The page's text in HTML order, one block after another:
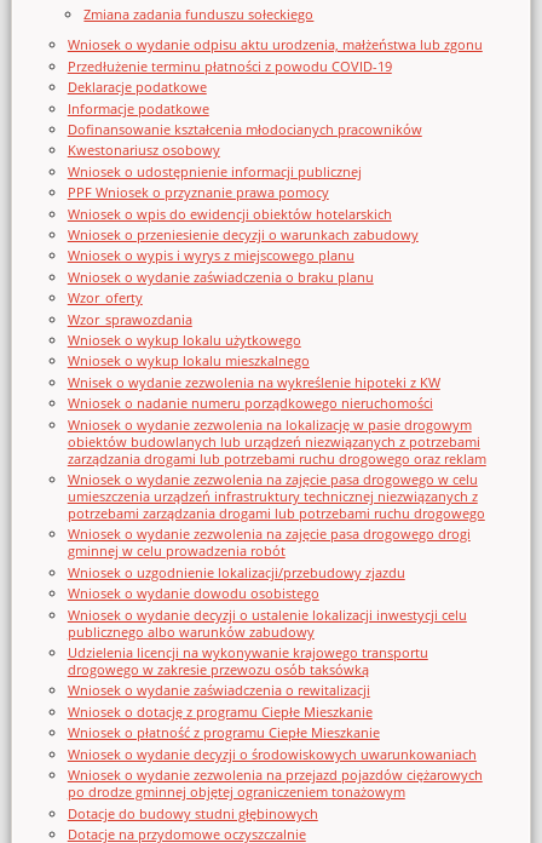
Zmiana zadania funduszu sołeckiego
Wniosek o wydanie odpisu aktu urodzenia, małżeństwa lub zgonu
Przedłużenie terminu płatności z powodu COVID-19
Deklaracje podatkowe
Informacje podatkowe
Dofinansowanie kształcenia młodocianych pracowników
Kwestonariusz osobowy
Wniosek o udostępnienie informacji publicznej
PPF Wniosek o przyznanie prawa pomocy
Wniosek o wpis do ewidencji obiektów hotelarskich
Wniosek o przeniesienie decyzji o warunkach zabudowy
Wniosek o wypis i wyrys z miejscowego planu
Wniosek o wydanie zaświadczenia o braku planu
Wzor_oferty
Wzor_sprawozdania
Wniosek o wykup lokalu użytkowego
Wniosek o wykup lokalu mieszkalnego
Wnisek o wydanie zezwolenia na wykreślenie hipoteki z KW
Wniosek o nadanie numeru porządkowego nieruchomości
Wniosek o wydanie zezwolenia na lokalizację w pasie drogowym
obiektów budowlanych lub urządzeń niezwiązanych z potrzebami
zarządzania drogami lub potrzebami ruchu drogowego oraz reklam
Wniosek o wydanie zezwolenia na zajęcie pasa drogowego w celu
umieszczenia urządzeń infrastruktury technicznej niezwiązanych z
potrzebami zarządzania drogami lub potrzebami ruchu drogowego
Wniosek o wydanie zezwolenia na zajęcie pasa drogowego drogi
gminnej w celu prowadzenia robót
Wniosek o uzgodnienie lokalizacji/przebudowy zjazdu
Wniosek o wydanie dowodu osobistego
Wniosek o wydanie decyzji o ustalenie lokalizacji inwestycji celu
publicznego albo warunków zabudowy
Udzielenia licencji na wykonywanie krajowego transportu
drogowego w zakresie przewozu osób taksówką
Wniosek o wydanie zaświadczenia o rewitalizacji
Wniosek o dotację z programu Ciepłe Mieszkanie
Wniosek o płatność z programu Ciepłe Mieszkanie
Wniosek o wydanie decyzji o środowiskowych uwarunkowaniach
Wniosek o wydanie zezwolenia na przejazd pojazdów ciężarowych
po drodze gminnej objętej ograniczeniem tonażowym
Dotacje do budowy studni głębinowych
Dotacje na przydomowe oczyszczalnie